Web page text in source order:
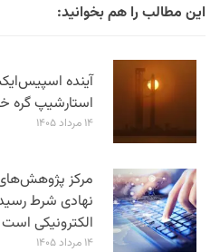
این مطالب را هم بخوانید:
آینده
استارشیپ گره
۱۴ مرداد ۱۴۰۵
مرکز
الکترونیکی است
۱۴ مرداد ۱۴۰۵